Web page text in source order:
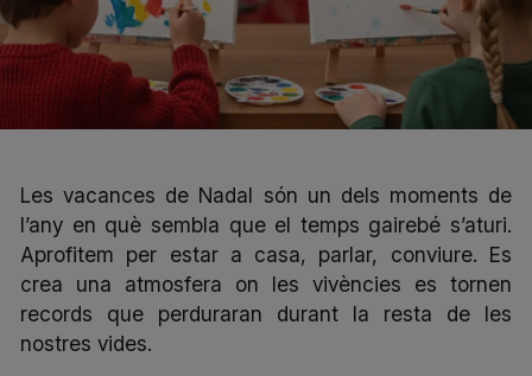
Les vacances de Nadal són un dels moments de
l’any en què sembla que el temps gairebé s’aturi.
Aprofitem per estar a casa, parlar, conviure. Es
crea una atmosfera on les vivències es tornen
records que perduraran durant la resta de les
nostres vides.